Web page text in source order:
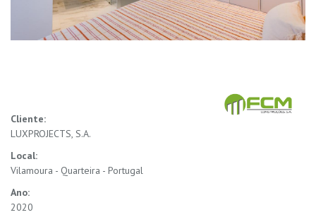
Cliente:
LUXPROJECTS, S.A.
Local:
Vilamoura - Quarteira - Portugal
Ano:
2020